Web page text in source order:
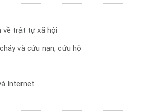
về trật tự xã hội
và cứu nạn, cứu hộ
Internet